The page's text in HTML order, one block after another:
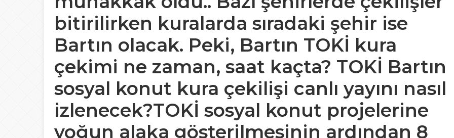
bitirilirken kuralarda sıradaki şehir ise
Bartın olacak. Peki, Bartın TOKİ kura
çekimi ne zaman, saat kaçta? TOKİ Bartın
sosyal konut kura çekilişi canlı yayını nasıl
izlenecek?TOKİ sosyal konut projelerine
yoğun alaka gösterilmesinin ardından 8